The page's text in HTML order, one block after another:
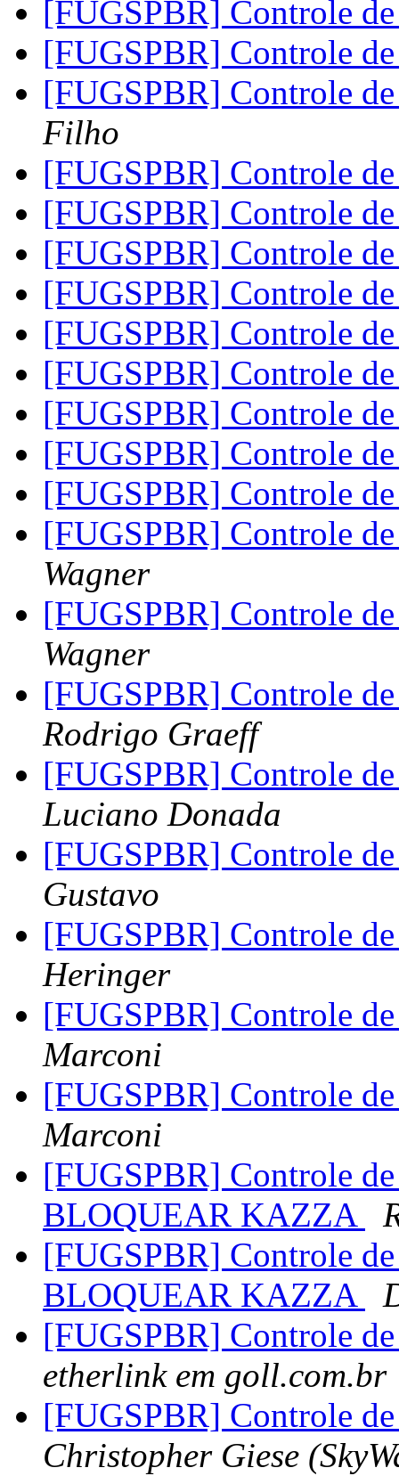
[FUGSPBR] Controle
[FUGSPBR] Controle
[FUGSPBR] Controle
Filho
[FUGSPBR] Controle
[FUGSPBR] Controle
[FUGSPBR] Controle
[FUGSPBR] Controle
[FUGSPBR] Controle
[FUGSPBR] Controle
[FUGSPBR] Controle
[FUGSPBR] Controle
[FUGSPBR] Controle
[FUGSPBR] Controle
Wagner
[FUGSPBR] Controle
Wagner
[FUGSPBR] Controle
Rodrigo Graeff
[FUGSPBR] Controle
Luciano Donada
[FUGSPBR] Controle
Gustavo
[FUGSPBR] Controle
Heringer
[FUGSPBR] Controle
Marconi
[FUGSPBR] Controle
Marconi
[FUGSPBR] Controle
BLOQUEAR KAZZA
[FUGSPBR] Controle
BLOQUEAR KAZZA
[FUGSPBR] Controle
etherlink em goll.com.br
[FUGSPBR] Controle
Christopher Giese